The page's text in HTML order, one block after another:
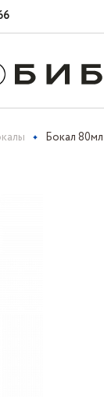
Бокал